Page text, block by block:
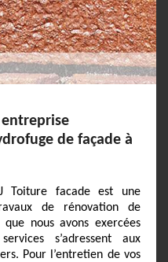
de façade à
Toiture facade est une
de rénovation de
nous avons exercées
s’adressent aux
Pour l’entretien de vos